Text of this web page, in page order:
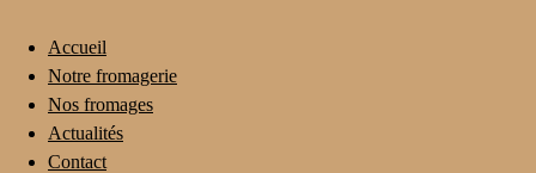
Accueil
Notre fromagerie
Nos fromages
Actualités
Contact